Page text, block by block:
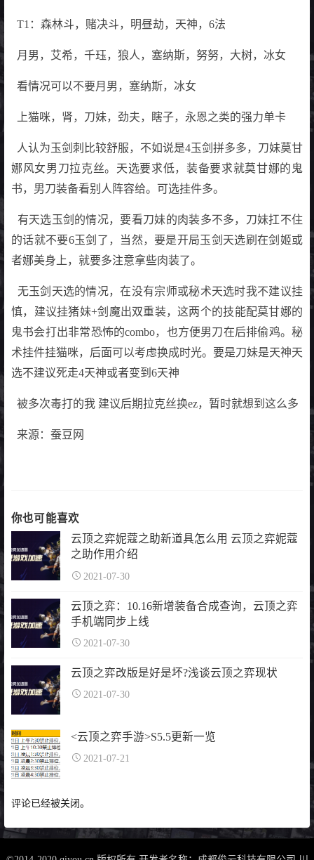
T1：森林斗，赌决斗，明昼劫，天神，6法
月男，艾希，千珏，狼人，塞纳斯，努努，大树，冰女
看情况可以不要月男，塞纳斯，冰女
上猫咪，肾，刀妹，劲夫，瞎子，永恩之类的强力单卡
人认为玉剑刺比较舒服，不如说是4玉剑拼多多，刀妹莫甘
娜风女男刀拉克丝。天选要求低，装备要求就莫甘娜的鬼
书，男刀装备看别人阵容给。可选挂件多。
有天选玉剑的情况，要看刀妹的肉装多不多，刀妹扛不住
的话就不要6玉剑了，当然，要是开局玉剑天选刷在剑姬或
者娜美身上，就要多注意拿些肉装了。
无玉剑天选的情况，在没有宗师或秘术天选时我不建议挂
慎，建议挂猪妹+剑魔出双重装，这两个的技能配莫甘娜的
鬼书会打出非常恐怖的combo，也方便男刀在后排偷鸡。秘
术挂件挂猫咪，后面可以考虑换成时光。要是刀妹是天神天
选不建议死走4天神或者变到6天神
被多次毒打的我 建议后期拉克丝换ez，暂时就想到这么多
来源：蚕豆网
你也可能喜欢
云顶之弈妮蔻之助新道具怎么用 云顶之弈妮蔻
之助作用介绍
2021-07-30
云顶之弈：10.16新增装备合成查询，云顶之弈
手机端同步上线
2021-07-30
云顶之弈改版是好是坏?浅谈云顶之弈现状
2021-07-30
<云顶之弈手游>S5.5更新一览
2021-07-21
评论已经被关闭。